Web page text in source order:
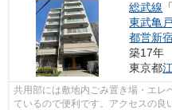
総武線
東武亀
都営新
築17年
東京都
共用部には敷地内ごみ置き場・エレ
ているので便利です。アクセスの良